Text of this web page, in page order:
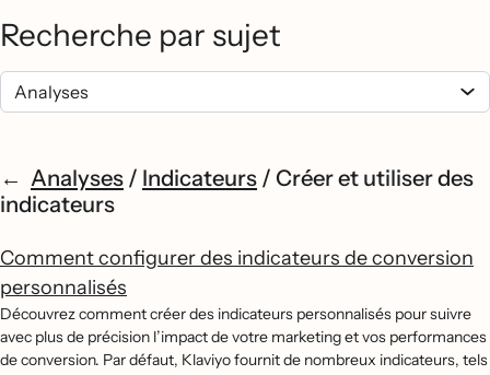
Recherche par sujet
Analyses / Indicateurs / Créer et utiliser des
indicateurs
Comment configurer des indicateurs de conversion
personnalisés
Découvrez comment créer des indicateurs personnalisés pour suivre
avec plus de précision l’impact de votre marketing et vos performances
de conversion. Par défaut, Klaviyo fournit de nombreux indicateurs, tels